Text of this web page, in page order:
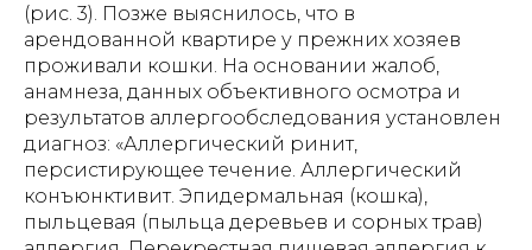
(рис. 3). Позже выяснилось, что в
арендованной квартире у прежних хозяев
проживали кошки. На основании жалоб,
анамнеза, данных объективного осмотра и
результатов аллергообследования установлен
диагноз: «Аллергический ринит,
персистирующее течение. Аллергический
конъюнктивит. Эпидермальная (кошка),
пыльцевая (пыльца деревьев и сорных трав)